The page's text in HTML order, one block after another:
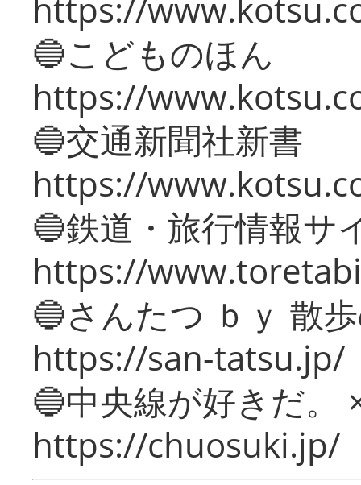
https://
🔵こどものほん
https://
🔵交通新聞社新書
https://
🔵鉄道・旅行情報サ
https://
🔵さんたつ ｂｙ 散
https://san-tatsu.jp/
🔵中央線が好きだ。
https://chuosuki.jp/